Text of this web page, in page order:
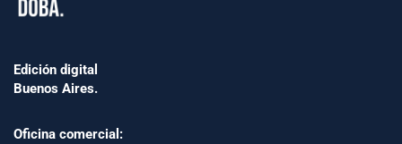
Edición digital
Buenos Aires.
Oficina comercial: